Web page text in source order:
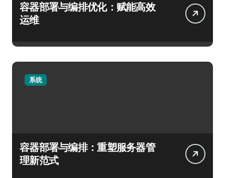
容器部署与编排优化：赋能高效
运维
系统
容器部署与编排：重塑服务器管
理新范式